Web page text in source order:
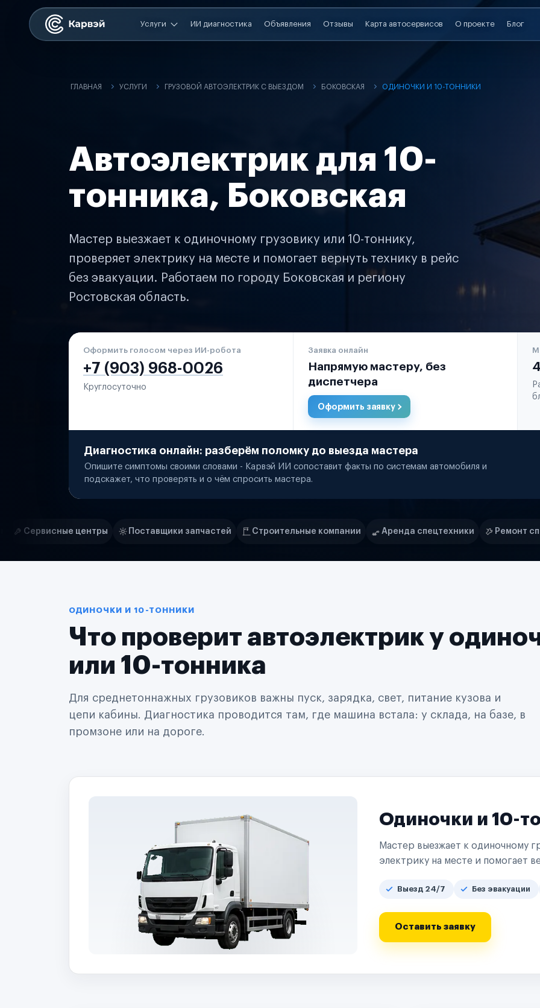
Услуги ИИ диагностика Объявления Отзывы Карта автосервисов О проекте Блог
ГЛАВНАЯ УСЛУГИ ГРУЗОВОЙ АВТОЭЛЕКТРИК С ВЫЕЗДОМ БОКОВСКАЯ ОДИНОЧКИ И 10-ТОННИКИ
Автоэлектрик для 10-
тонника, Боковская
Мастер выезжает к одиночному грузовику или 10-тоннику,
проверяет электрику на месте и помогает вернуть технику в рейс
без эвакуации. Работаем по городу Боковская и региону
Ростовская область.
Оформить голосом через ИИ-робота
+7 (903) 968-0026
Круглосуточно
Заявка онлайн
Напрямую мастеру, без
диспетчера
Оформить заявку
Диагностика онлайн: разберём поломку до выезда мастера
Опишите симптомы своими словами - Карвэй ИИ сопоставит факты по системам автомобиля и
подскажет, что проверять и о чём спросить мастера.
Нам доверяют
Поставщики запчастей Строительные компании Аренда спецтехники Ремонт спецтехники
Маркетплейсы
Логистические компании
Поставщики запчастей
Строительные компании
Ремонт спецтехники
Управляющие компании
Страховые компании
B2B-дистрибьюторы
ОДИНОЧКИ И 10-ТОННИКИ
Что проверит автоэлектрик у
или 10-тонника
Для среднетоннажных грузовиков важны пуск, зарядка, свет, питание кузова и
цепи кабины. Диагностика проводится там, где машина встала: у склада, на базе, в
промзоне или на дороге.
Одиночки и 10-
Мастер выезжает к одиночному
электрику на месте и помогает
Выезд 24/7 Без эвакуации
Оставить заявку